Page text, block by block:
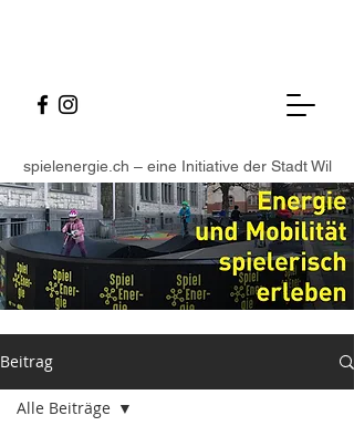
spielenergie.ch – eine Initiative der Stadt Wil
Beitrag
Alle Beiträge